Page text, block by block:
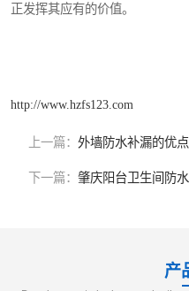
正发挥其应有的价值。
http://www.hzfs123.com
上一篇： 外墙防水补漏的优
下一篇： 肇庆阳台卫生间防
产